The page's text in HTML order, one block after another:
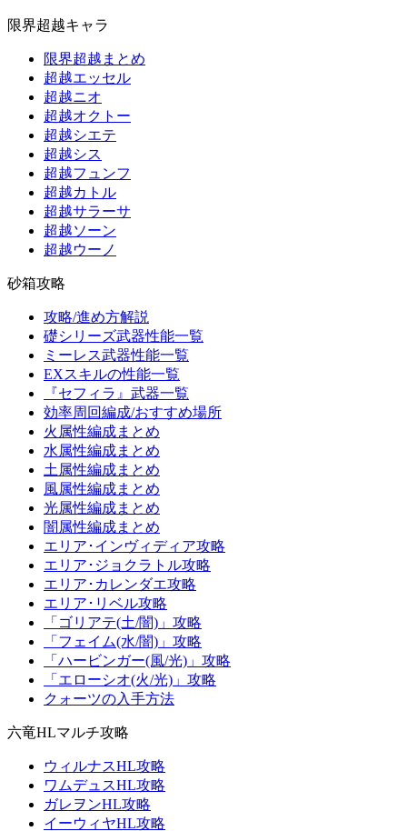
限界超越キャラ
限界超越まとめ
超越エッセル
超越ニオ
超越オクトー
超越シエテ
超越シス
超越フュンフ
超越カトル
超越サラーサ
超越ソーン
超越ウーノ
砂箱攻略
攻略/進め方解説
礎シリーズ武器性能一覧
ミーレス武器性能一覧
EXスキルの性能一覧
『セフィラ』武器一覧
効率周回編成/おすすめ場所
火属性編成まとめ
水属性編成まとめ
土属性編成まとめ
風属性編成まとめ
光属性編成まとめ
闇属性編成まとめ
エリア･インヴィディア攻略
エリア･ジョクラトル攻略
エリア･カレンダエ攻略
エリア･リベル攻略
「ゴリアテ(土/闇)」攻略
「フェイム(水/闇)」攻略
「ハービンガー(風/光)」攻略
「エローシオ(火/光)」攻略
クォーツの入手方法
六竜HLマルチ攻略
ウィルナスHL攻略
ワムデュスHL攻略
ガレヲンHL攻略
イーウィヤHL攻略